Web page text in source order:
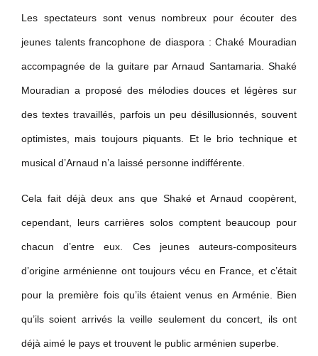
Les spectateurs sont venus nombreux pour écouter des
jeunes talents francophone de diaspora : Chaké Mouradian
accompagnée de la guitare par Arnaud Santamaria. Shaké
Mouradian a proposé des mélodies douces et légères sur
des textes travaillés, parfois un peu désillusionnés, souvent
optimistes, mais toujours piquants. Et le brio technique et
musical d’Arnaud n’a laissé personne indifférente.
Cela fait déjà deux ans que Shaké et Arnaud coopèrent,
cependant, leurs carrières solos comptent beaucoup pour
chacun d’entre eux. Ces jeunes auteurs-compositeurs
d’origine arménienne ont toujours vécu en France, et c’était
pour la première fois qu’ils étaient venus en Arménie. Bien
qu’ils soient arrivés la veille seulement du concert, ils ont
déjà aimé le pays et trouvent le public arménien superbe.